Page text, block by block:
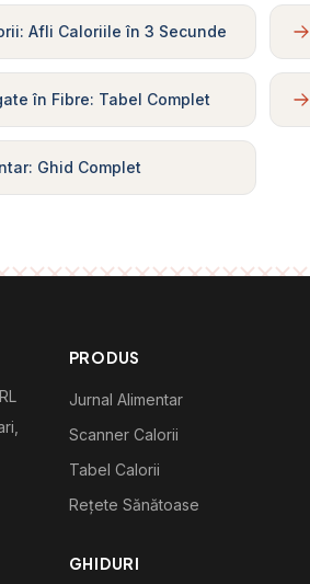
Afli Caloriile în 3 Secunde
în Fibre: Tabel Complet
Ghid Complet
PRODUS
Jurnal Alimentar
Scanner Calorii
Tabel Calorii
Rețete Sănătoase
GHIDURI